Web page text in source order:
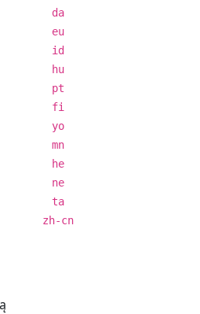
da
eu
id
hu
pt
fi
yo
mn
he
ne
ta
zh-cn